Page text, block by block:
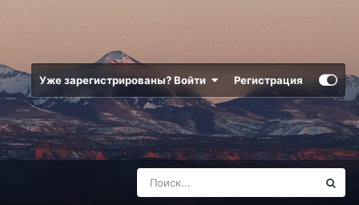
Уже зарегистрированы? Войти Регистрация